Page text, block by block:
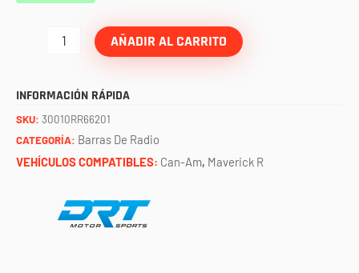
R
DRT
AÑADIR AL CARRITO
INFORMACIÓN RÁPIDA
SKU: 30010RR66201
CATEGORÍA: Barras De Radio
VEHÍCULOS COMPATIBLES: Can-Am, Maverick R